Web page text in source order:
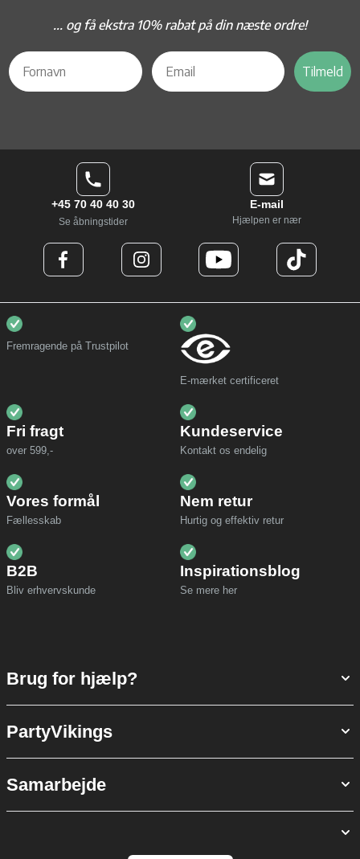
... og få ekstra 10% rabat på din næste ordre!
Tilmeld
+45 70 40 40 30
Se åbningstider
E-mail
Hjælpen er nær
Fremragende på Trustpilot
E-mærket certificeret
Fri fragt
over 599,-
Kundeservice
Kontakt os endelig
Vores formål
Fællesskab
Nem retur
Hurtig og effektiv retur
B2B
Bliv erhvervskunde
Inspirationsblog
Se mere her
Brug for hjælp?
PartyVikings
Samarbejde